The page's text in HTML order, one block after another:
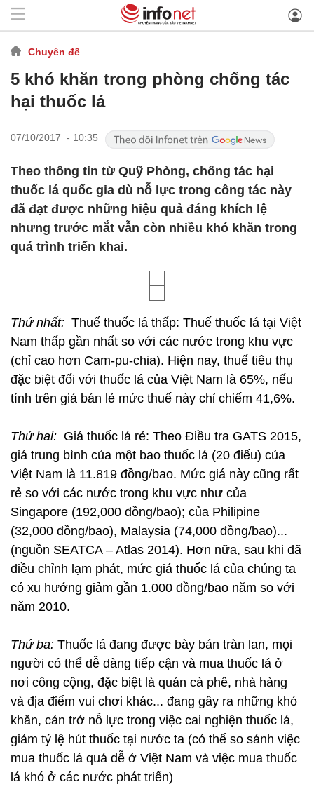
Chuyên đề
5 khó khăn trong phòng chống tác
hại thuốc lá
07/10/2017 - 10:35
Theo thông tin từ Quỹ Phòng, chống tác hại
thuốc lá quốc gia dù nỗ lực trong công tác này
đã đạt được những hiệu quả đáng khích lệ
nhưng trước mắt vẫn còn nhiều khó khăn trong
quá trình triển khai.
Thứ nhất: Thuế thuốc lá thấp: Thuế thuốc lá tại Việt
Nam thấp gần nhất so với các nước trong khu vực
(chỉ cao hơn Cam-pu-chia). Hiện nay, thuế tiêu thụ
đặc biệt đối với thuốc lá của Việt Nam là 65%, nếu
tính trên giá bán lẻ mức thuế này chỉ chiếm 41,6%.
Thứ hai: Giá thuốc lá rẻ: Theo Điều tra GATS 2015,
giá trung bình của một bao thuốc lá (20 điếu) của
Việt Nam là 11.819 đồng/bao. Mức giá này cũng rất
rẻ so với các nước trong khu vực như của
Singapore (192,000 đồng/bao); của Philipine
(32,000 đồng/bao), Malaysia (74,000 đồng/bao)...
(nguồn SEATCA – Atlas 2014). Hơn nữa, sau khi đã
điều chỉnh lạm phát, mức giá thuốc lá của chúng ta
có xu hướng giảm gần 1.000 đồng/bao năm so với
năm 2010.
Thứ ba: Thuốc lá đang được bày bán tràn lan, mọi
người có thể dễ dàng tiếp cận và mua thuốc lá ở
nơi công cộng, đặc biệt là quán cà phê, nhà hàng
và địa điểm vui chơi khác... đang gây ra những khó
khăn, cản trở nỗ lực trong việc cai nghiện thuốc lá,
giảm tỷ lệ hút thuốc tại nước ta (có thể so sánh việc
mua thuốc lá quá dễ ở Việt Nam và việc mua thuốc
lá khó ở các nước phát triển)